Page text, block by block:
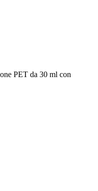
PET da 30 ml con